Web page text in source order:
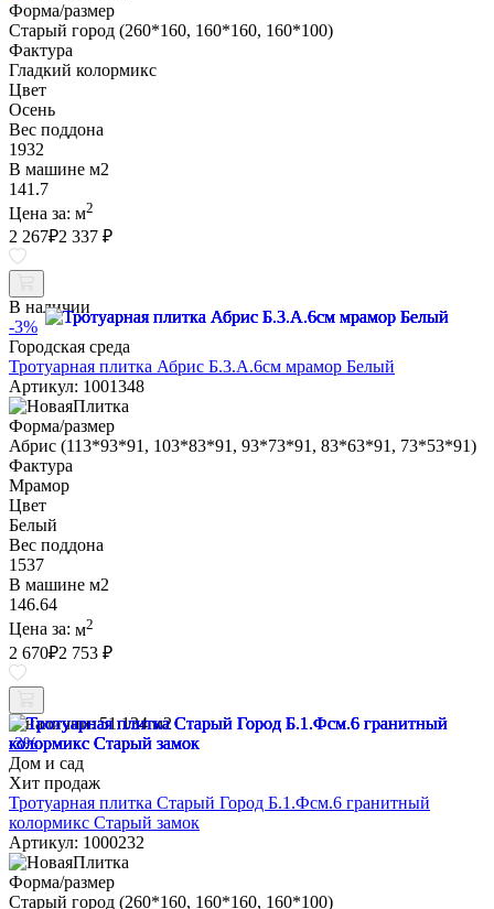
Форма/размер
Старый город (260*160, 160*160, 160*100)
Фактура
Гладкий колормикс
Цвет
Осень
Вес поддона
1932
В машине м2
141.7
Цена за: м2
2 267₽2 337 ₽
В наличии
-3%
Городская среда
Тротуарная плитка Абрис Б.3.А.6см мрамор Белый
Артикул: 1001348
Форма/размер
Абрис (113*93*91, 103*83*91, 93*73*91, 83*63*91, 73*53*91)
Фактура
Мрамор
Цвет
Белый
Вес поддона
1537
В машине м2
146.64
Цена за: м2
2 670₽2 753 ₽
В наличии: 51.134 м2
-3%
Дом и сад
Хит продаж
Тротуарная плитка Старый Город Б.1.Фсм.6 гранитный
колормикс Старый замок
Артикул: 1000232
Форма/размер
Старый город (260*160, 160*160, 160*100)